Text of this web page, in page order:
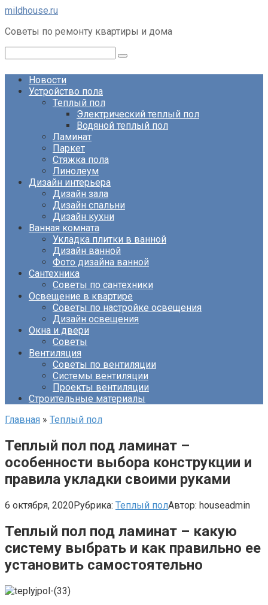
Перейти
контенту
mildhouse.ru
Советы по ремонту квартиры и дома
Новости
Устройство пола
Теплый пол
Электрический теплый пол
Водяной теплый пол
Ламинат
Паркет
Стяжка пола
Линолеум
Дизайн интерьера
Дизайн зала
Дизайн спальни
Дизайн кухни
Ванная комната
Укладка плитки в ванной
Дизайн ванной
Фото дизайна ванной
Сантехника
Советы по сантехники
Освещение в квартире
Советы по настройке освещения
Дизайн освещения
Окна и двери
Советы
Вентиляция
Советы по вентиляции
Системы вентиляции
Проекты вентиляции
Строительные материалы
Главная » Теплый пол
Теплый пол под ламинат –
особенности выбора конструкции и
правила укладки своими руками
6 октября, 2020Рубрика: Теплый полАвтор: houseadmin
Теплый пол под ламинат – какую
систему выбрать и как правильно ее
установить самостоятельно